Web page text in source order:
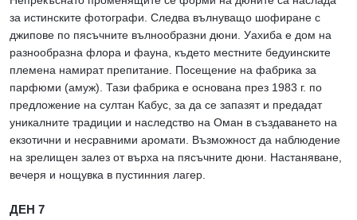
за истинските фотографи. Следва вълнуващо шофиране с
джипове по пясъчните вълнообразни дюни. Уахиба е дом на
разнообразна флора и фауна, където местните бедуинските
племена намират препитание. Посещение на фабрика за
парфюми (амуж). Тази фабрика е основана през 1983 г. по
предложение на султан Кабус, за да се запазят и предадат
уникалните традиции и наследство на Оман в създаването на
екзотични и несравними аромати. Възможност да наблюдение
на зрелищен залез от върха на пясъчните дюни. Настаняване,
вечеря и нощувка в пустинния лагер.
ДЕН 7